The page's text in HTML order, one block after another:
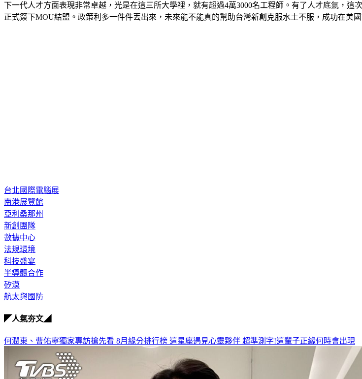
下一代人才方面表現非常卓越，光是在這三所大學裡，就有超過4萬3000名工程師。有了人才底氣，
正式簽下MOU結盟。政策利多一件件丟出來，未來能不能真的幫助台灣新創克服水土不服，成功在美
台北國際電腦展
南港展覽館
亞利桑那州
新創團隊
數據中心
法規環境
科技盛宴
半導體合作
矽漠
航太與國防
◤人氣夯文◢
何潤東、曹佑寧獨家專訪搶先看 8月緣分排行榜 這星座遇見心靈夥伴 超準測字!這輩子正緣何時會出現